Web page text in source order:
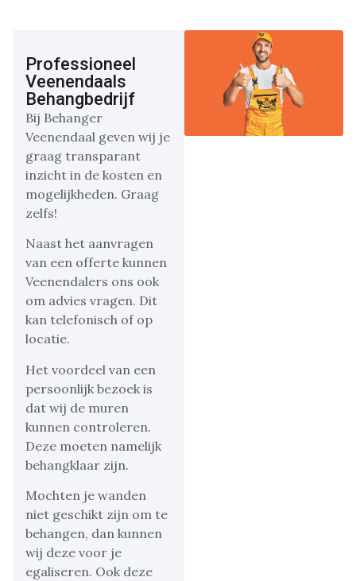
Professioneel
Veenendaals
Behangbedrijf
Bij Behanger
Veenendaal geven wij je
graag transparant
inzicht in de kosten en
mogelijkheden. Graag
zelfs!
Naast het aanvragen
van een offerte kunnen
Veenendalers ons ook
om advies vragen. Dit
kan telefonisch of op
locatie.
Het voordeel van een
persoonlijk bezoek is
dat wij de muren
kunnen controleren.
Deze moeten namelijk
behangklaar zijn.
Mochten je wanden
niet geschikt zijn om te
behangen, dan kunnen
wij deze voor je
egaliseren. Ook deze